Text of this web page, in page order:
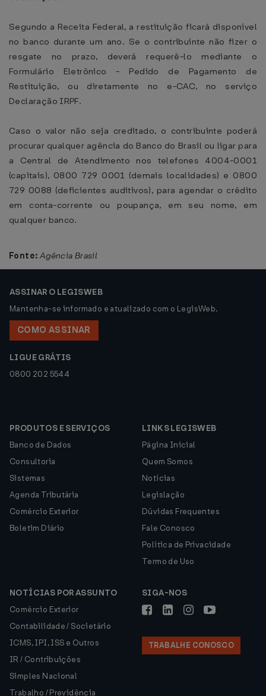
Segundo a Receita Federal, a restituição ficará disponível
no banco durante um ano. Se o contribuinte não fizer o
resgate no prazo, deverá requerê-lo mediante o
Formulário Eletrônico - Pedido de Pagamento de
Restituição, ou diretamente no e-CAC, no serviço
Declaração IRPF.
Caso o valor não seja creditado, o contribuinte poderá
procurar qualquer agência do Banco do Brasil ou ligar para
a Central de Atendimento nos telefones 4004-0001
(capitais), 0800 729 0001 (demais localidades) e 0800
729 0088 (deficientes auditivos), para agendar o crédito
em conta-corrente ou poupança, em seu nome, em
qualquer banco.
Fonte: Agência Brasil
ASSINAR O LEGISWEB
Mantenha-se informado e atualizado com o LegisWeb.
COMO ASSINAR
LIGUE GRÁTIS
0800 202 5544
PRODUTOS E SERVIÇOS
Banco de Dados
Consultoria
Sistemas
Agenda Tributária
Comércio Exterior
Boletim Diário
LINKS LEGISWEB
Página Inicial
Quem Somos
Notícias
Legislação
Dúvidas Frequentes
Fale Conosco
Política de Privacidade
Termo de Uso
NOTÍCIAS POR ASSUNTO
Comércio Exterior
Contabilidade / Societário
ICMS, IPI, ISS e Outros
IR / Contribuições
Simples Nacional
Trabalho / Previdência
SIGA-NOS
TRABALHE CONOSCO